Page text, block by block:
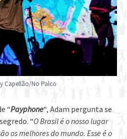
Capellão/No Palco
“Payphone“, Adam pergunta se
“O Brasil é o nosso lugar
os melhores do mundo. Esse é o